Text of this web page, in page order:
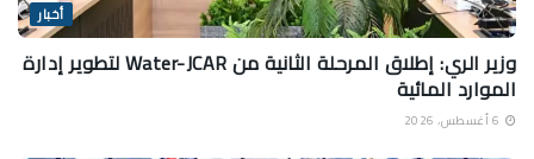
أخبار
وزير الري: إطلاق المرحلة الثانية من Water-JCAR لتطوير إدارة
الموارد المائية